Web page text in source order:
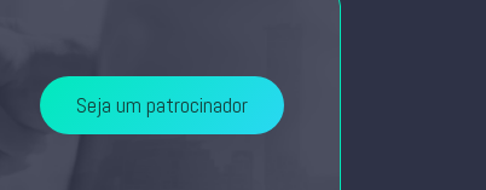
Seja um patrocinador